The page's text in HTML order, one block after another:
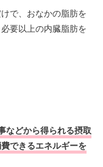
で、おなかの脂肪を
要以上の内臓脂肪を
などから得られる摂取
できるエネルギーを